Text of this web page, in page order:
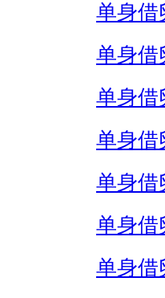
单身借
单身借
单身借
单身借
单身借
单身借
单身借